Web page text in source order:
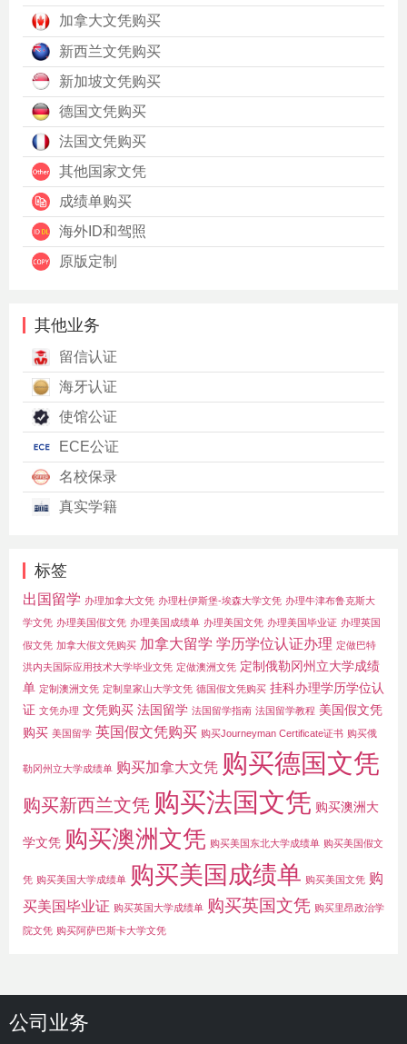
加拿大文凭购买
新西兰文凭购买
新加坡文凭购买
德国文凭购买
法国文凭购买
其他国家文凭
成绩单购买
海外ID和驾照
原版定制
其他业务
留信认证
海牙认证
使馆公证
ECE公证
名校保录
真实学籍
标签
出国留学 办理加拿大文凭 办理杜伊斯堡-埃森大学文凭 办理牛津布鲁克斯大
学文凭 办理美国假文凭 办理美国成绩单 办理美国文凭 办理美国毕业证 办理英国
假文凭 加拿大假文凭购买 加拿大留学 学历学位认证办理 定做巴特
洪内夫国际应用技术大学毕业文凭 定做澳洲文凭 定制俄勒冈州立大学成绩
单 定制澳洲文凭 定制皇家山大学文凭 德国假文凭购买 挂科办理学历学位认
证 文凭办理 文凭购买 法国留学 法国留学指南 法国留学教程 美国假文凭
购买 美国留学 英国假文凭购买 购买Journeyman Certificate证书 购买俄
勒冈州立大学成绩单 购买加拿大文凭 购买德国文凭
购买新西兰文凭 购买法国文凭 购买澳洲大
学文凭 购买澳洲文凭 购买美国东北大学成绩单 购买美国假文
凭 购买美国大学成绩单 购买美国成绩单 购买美国文凭 购
买美国毕业证 购买英国大学成绩单 购买英国文凭 购买里昂政治学
院文凭 购买阿萨巴斯卡大学文凭
公司业务